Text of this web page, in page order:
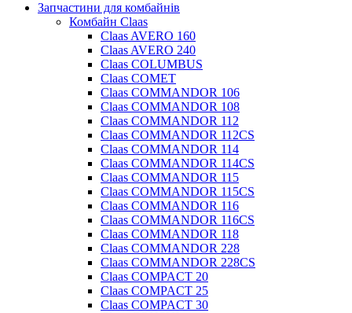
Запчастини для комбайнів
Комбайн Claas
Claas AVERO 160
Claas AVERO 240
Claas COLUMBUS
Claas COMET
Claas COMMANDOR 106
Claas COMMANDOR 108
Claas COMMANDOR 112
Claas COMMANDOR 112CS
Claas COMMANDOR 114
Claas COMMANDOR 114CS
Claas COMMANDOR 115
Claas COMMANDOR 115CS
Claas COMMANDOR 116
Claas COMMANDOR 116CS
Claas COMMANDOR 118
Claas COMMANDOR 228
Claas COMMANDOR 228CS
Claas COMPACT 20
Claas COMPACT 25
Claas COMPACT 30